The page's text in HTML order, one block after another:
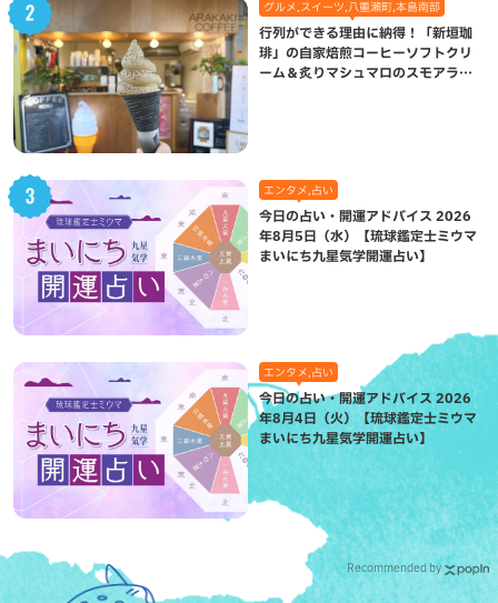
グルメ,スイーツ,八重瀬町,本島南部
行列ができる理由に納得！「新垣珈
琲」の自家焙煎コーヒーソフトクリ
ーム＆炙りマシュマロのスモアラテ
エンタメ,占い
今日の占い・開運アドバイス 2026
年8月5日（水）【琉球鑑定士ミウマ
まいにち九星気学開運占い】
エンタメ,占い
今日の占い・開運アドバイス 2026
年8月4日（火）【琉球鑑定士ミウマ
まいにち九星気学開運占い】
Recommended by